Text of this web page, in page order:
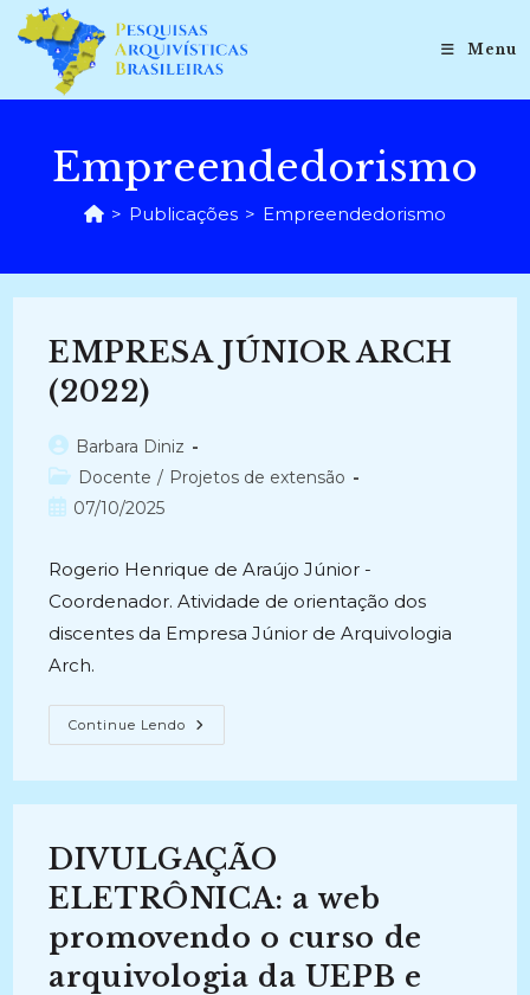
para
conteúdo
Menu
Empreendedorismo
> Publicações > Empreendedorismo
EMPRESA JÚNIOR ARCH
(2022)
Autor
do
post:
Barbara Diniz
Categoria
do
Docente / Projetos de extensão
Post07/10/2025
Rogerio Henrique de Araújo Júnior -
Coordenador. Atividade de orientação dos
discentes da Empresa Júnior de Arquivologia
Arch.
Continue Lendo EMPRESA
JÚNIOR
DIVULGAÇÃO
ELETRÔNICA: a web
promovendo o curso de
arquivologia da UEPB e